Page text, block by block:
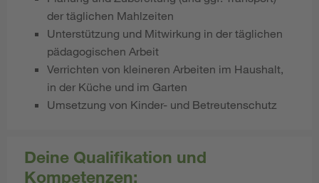
der täglichen Mahlzeiten
Unterstützung und Mitwirkung in der täglichen
pädagogischen Arbeit
Verrichten von kleineren Arbeiten im Haushalt,
in der Küche und im Garten
Umsetzung von Kinder- und Betreutenschutz
Deine Qualifikation und
Kompetenzen: